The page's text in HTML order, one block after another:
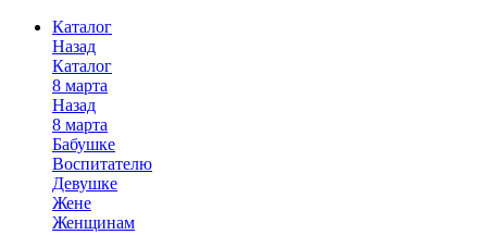
Каталог
Назад
Каталог
8 марта
Назад
8 марта
Бабушке
Воспитателю
Девушке
Жене
Женщинам